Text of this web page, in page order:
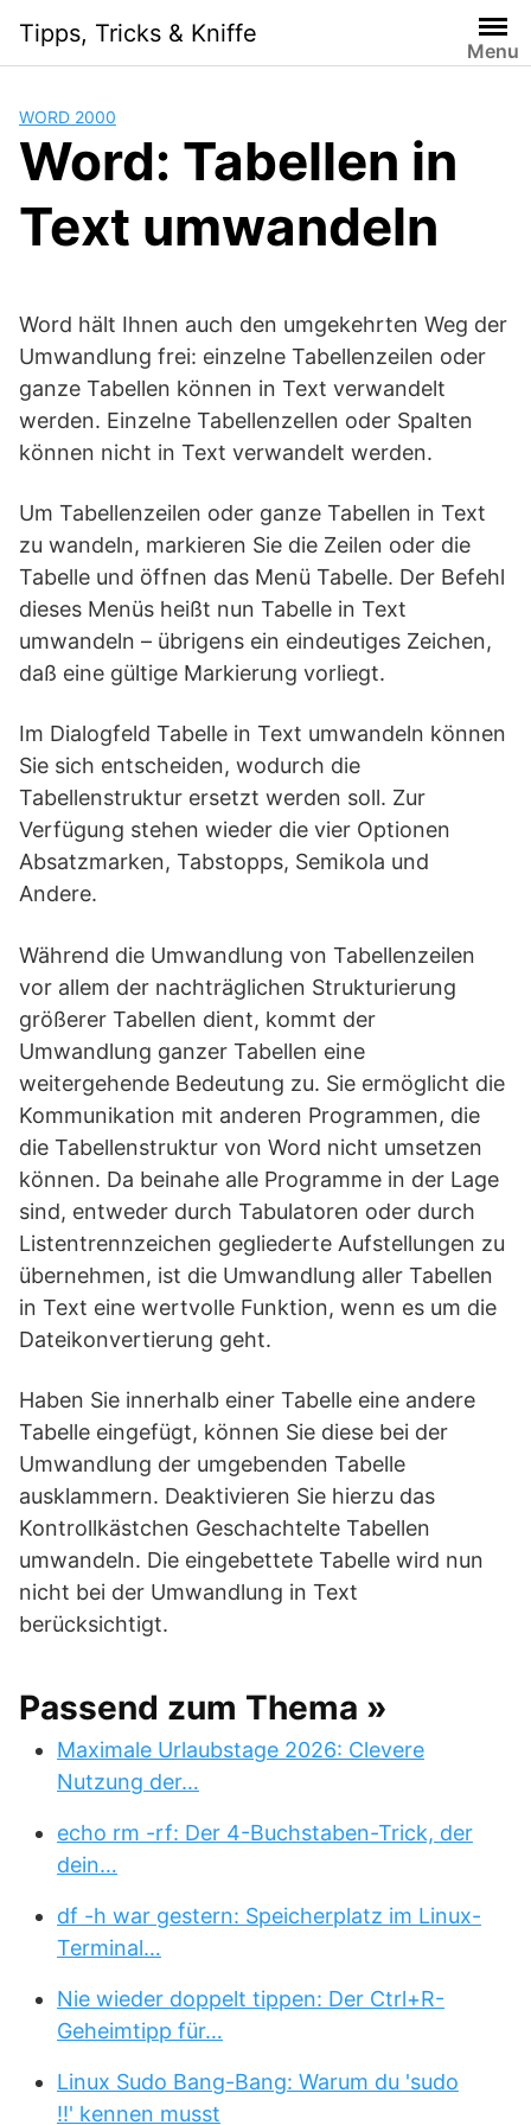
content
Tipps, Tricks & Kniffe
Menu
WORD 2000
Word: Tabellen in
Text umwandeln
Word hält Ihnen auch den umgekehrten Weg der
Umwandlung frei: einzelne Tabellenzeilen oder
ganze Tabellen können in Text verwandelt
werden. Einzelne Tabellenzellen oder Spalten
können nicht in Text verwandelt werden.
Um Tabellenzeilen oder ganze Tabellen in Text
zu wandeln, markieren Sie die Zeilen oder die
Tabelle und öffnen das Menü Tabelle. Der Befehl
dieses Menüs heißt nun Tabelle in Text
umwandeln – übrigens ein eindeutiges Zeichen,
daß eine gültige Markierung vorliegt.
Im Dialogfeld Tabelle in Text umwandeln können
Sie sich entscheiden, wodurch die
Tabellenstruktur ersetzt werden soll. Zur
Verfügung stehen wieder die vier Optionen
Absatzmarken, Tabstopps, Semikola und
Andere.
Während die Umwandlung von Tabellenzeilen
vor allem der nachträglichen Strukturierung
größerer Tabellen dient, kommt der
Umwandlung ganzer Tabellen eine
weitergehende Bedeutung zu. Sie ermöglicht die
Kommunikation mit anderen Programmen, die
die Tabellenstruktur von Word nicht umsetzen
können. Da beinahe alle Programme in der Lage
sind, entweder durch Tabulatoren oder durch
Listentrennzeichen gegliederte Aufstellungen zu
übernehmen, ist die Umwandlung aller Tabellen
in Text eine wertvolle Funktion, wenn es um die
Dateikonvertierung geht.
Haben Sie innerhalb einer Tabelle eine andere
Tabelle eingefügt, können Sie diese bei der
Umwandlung der umgebenden Tabelle
ausklammern. Deaktivieren Sie hierzu das
Kontrollkästchen Geschachtelte Tabellen
umwandeln. Die eingebettete Tabelle wird nun
nicht bei der Umwandlung in Text
berücksichtigt.
Passend zum Thema »
Maximale Urlaubstage 2026: Clevere
Nutzung der…
echo rm -rf: Der 4-Buchstaben-Trick, der
dein…
df -h war gestern: Speicherplatz im Linux-
Terminal…
Nie wieder doppelt tippen: Der Ctrl+R-
Geheimtipp für…
Linux Sudo Bang-Bang: Warum du 'sudo
!!' kennen musst